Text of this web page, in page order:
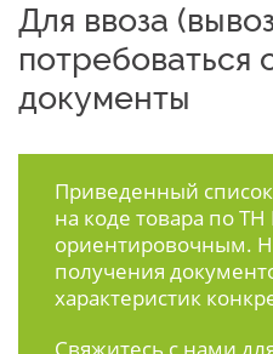
Для ввоза
документы
Приведенный
на коде товара по
ориентировочным.
получения
характеристик